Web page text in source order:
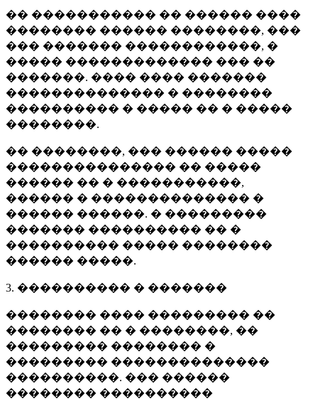
�� ����������� �� ������ ����
�������� ������ ��������, ���
��� ������� ������������, �
����� ������������� ��� ��
�������. ���� ���� �������
�������������� � ��������
���������� � ����� �� � �����
��������.
�� ��������, ��� ������ �����
��������������� �� �����
������ �� � �����������,
������ � �������������� �
������ ������. � ���������
������� ���������� �� �
���������� ����� ��������
������ �����.
3. ���������� � �������
�������� ���� ��������� ��
�������� �� � ��������, ��
��������� �������� �
��������� ��������������
����������. ��� ������
�������� ����������